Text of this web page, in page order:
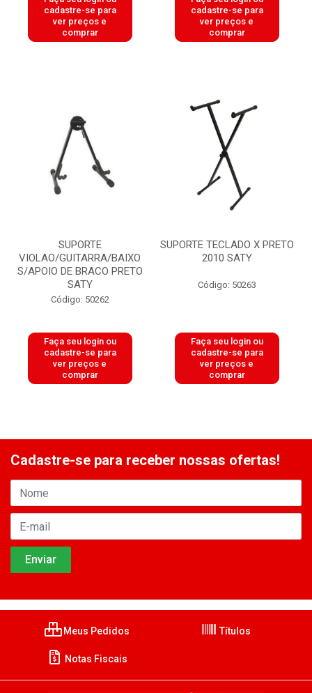
cadastre-se para
ver preços e
comprar
cadastre-se para
ver preços e
comprar
SUPORTE
VIOLAO/GUITARRA/BAIXO
S/APOIO DE BRACO PRETO
SATY
Código: 50262
Faça seu login ou
cadastre-se para
ver preços e
comprar
SUPORTE TECLADO X PRETO
2010 SATY
Código: 50263
Faça seu login ou
cadastre-se para
ver preços e
comprar
Cadastre-se para receber nossas ofertas!
Meus Pedidos Títulos
Notas Fiscais